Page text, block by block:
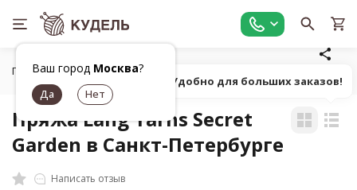
Ваш город Москва?
Главная Все для вязания
Пряжа Lang Yarns Secret
Garden в Санкт-Петербурге
Написать отзыв
Попробуй! Удобно для больших заказов!